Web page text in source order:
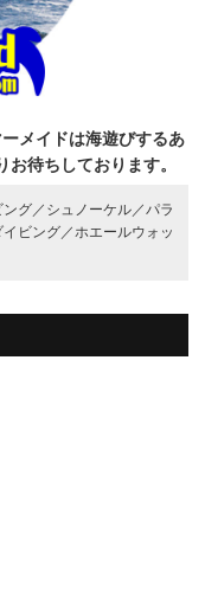
ーメイドは海遊びするあ
待ちしております。
グ／ シュノーケル／パラ
ビング／ホエールウォッ